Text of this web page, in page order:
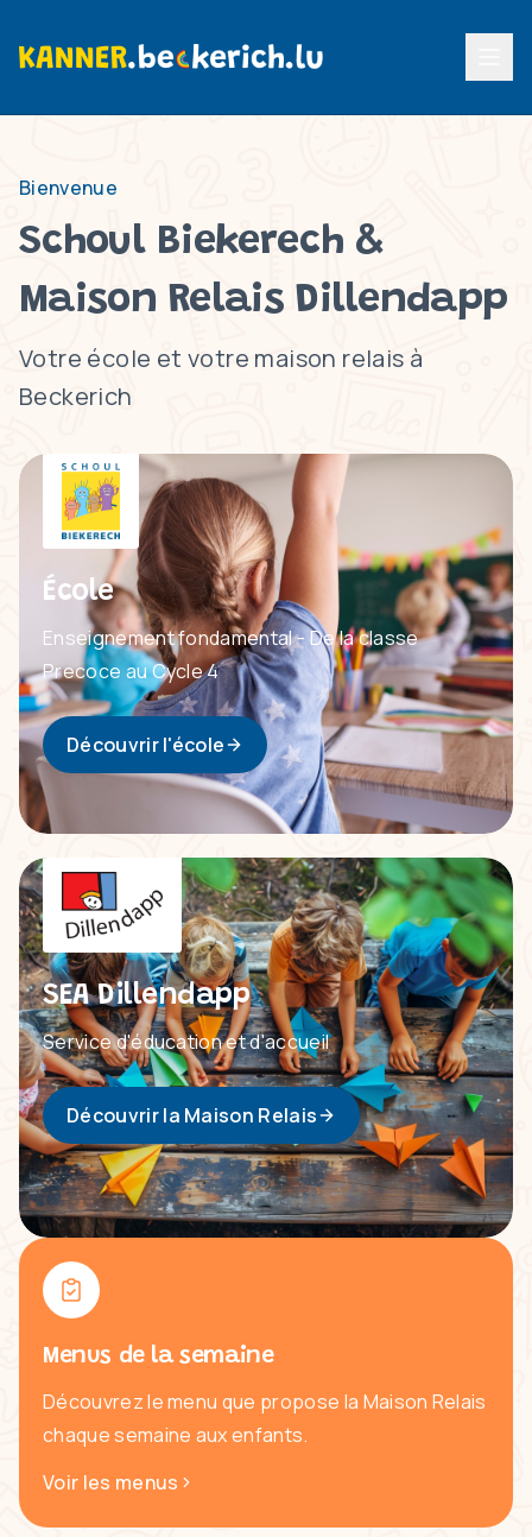
Bienvenue
Schoul Biekerech &
Maison Relais Dillendapp
Votre école et votre maison relais à
Beckerich
École
Enseignement fondamental - De la classe
Precoce au Cycle 4
Découvrir l'école
SEA Dillendapp
Service d'éducation et d'accueil
Découvrir la Maison Relais
Menus de la semaine
Découvrez le menu que propose la Maison Relais
chaque semaine aux enfants.
Voir les menus